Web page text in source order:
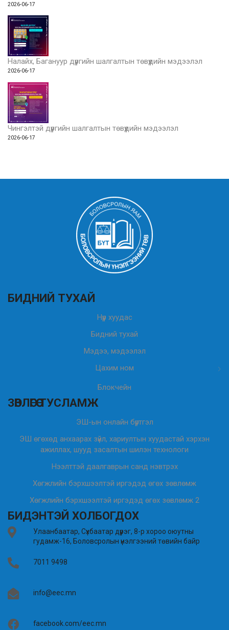
2026-06-17
Налайх, Багануур дүүргийн шалгалтын төвүүдийн мэдээлэл
2026-06-17
Чингэлтэй дүүргийн шалгалтын төвүүдийн мэдээлэл
2026-06-17
БИДНИЙ ТУХАЙ
Нүүр хуудас
Бидний тухай
Мэдээ, мэдээлэл
Цахим ном
Блокчейн
ЗӨВЛӨГӨӨ ТУСЛАМЖ
ЭШ-ын онлайн бүртгэл
ЭШ өгөхөд анхаарах зүйл, хариултын хуудастай хэрхэн
ажиллах, шууд засалтын шилэн технологи
Нээлттэй даалгаврын санд нэвтрэх
Хөгжлийн бэрхшээлтэй иргэдэд өгөх зөвлөмж
Хөгжлийн бэрхшээлтэй иргэдэд өгөх зөвлөмж 2
БИДЭНТЭЙ ХОЛБОГДОХ
Улаанбаатар, Сүхбаатар дүүрэг, 8-р хороо оюутны
гудамж-16, Боловсролын үнэлгээний төвийн байр
7011 9498
info@eec.mn
facebook.com/eec.mn